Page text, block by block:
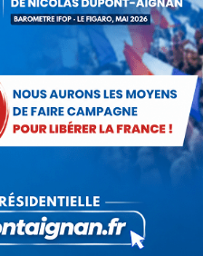
que l’État